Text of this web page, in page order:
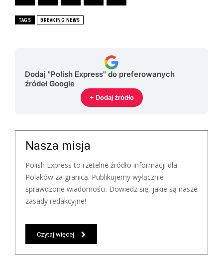
TAGS BREAKING NEWS
Dodaj "Polish Express" do preferowanych
źródeł Google
+ Dodaj źródło
Nasza misja
Polish Express to rzetelne źródło informacji dla
Polaków za granicą. Publikujemy wyłącznie
sprawdzone wiadomości. Dowiedz się, jakie są nasze
zasady redakcyjne!
Czytaj więcej